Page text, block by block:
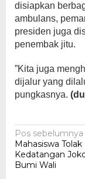
disiapkan
ambulans,
presiden juga
penembak jitu.
”Kita juga
dijalur yang
pungkasnya.
Navigasi
pos
Pos sebelumnya
Mahasiswa Tolak
Kedatangan
Bumi Wali